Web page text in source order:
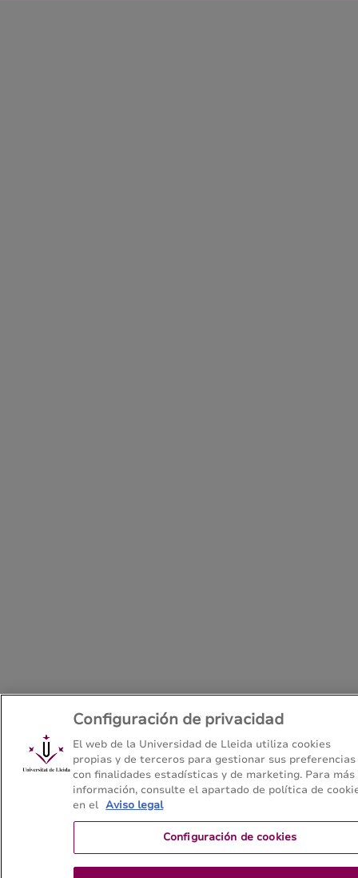
Configuración de privacidad
El web de la Universidad de Lleida utiliza cookies
propias y de terceros para gestionar sus preferencias
con finalidades estadísticas y de marketing. Para más
información, consulte el apartado de política de
en el Aviso legal
Configuración de cookies